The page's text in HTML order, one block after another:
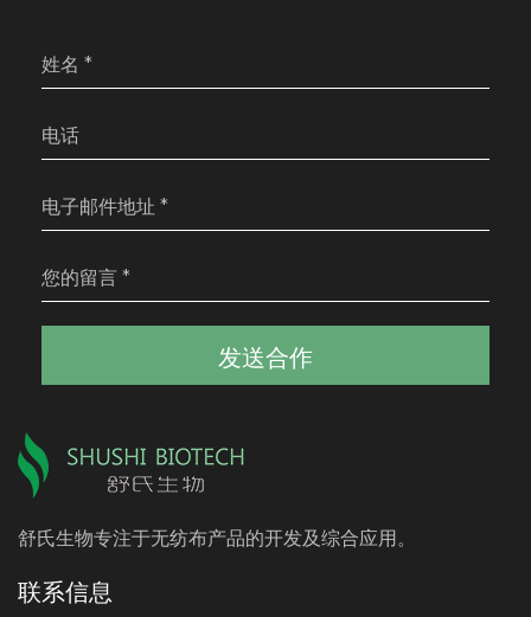
发送合作
舒氏生物专注于无纺布产品的开发及综合应用。
联系信息